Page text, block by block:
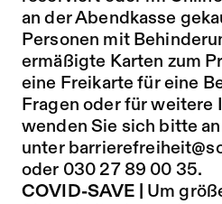
an der Abendkasse
Personen mit
ermäßigte Karten zum
eine Freikarte für eine
Fragen oder für weitere
wenden Sie sich bitte
unter
oder 030 27 89 00 35.
COVID-SAVE | Um